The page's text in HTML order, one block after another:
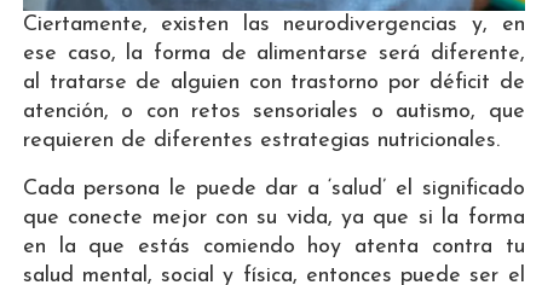
Ciertamente, existen las neurodivergencias y, en
ese caso, la forma de alimentarse será diferente,
al tratarse de alguien con trastorno por déficit de
atención, o con retos sensoriales o autismo, que
requieren de diferentes estrategias nutricionales.
Cada persona le puede dar a ‘salud’ el significado
que conecte mejor con su vida, ya que si la forma
en la que estás comiendo hoy atenta contra tu
salud mental, social y física, entonces puede ser el